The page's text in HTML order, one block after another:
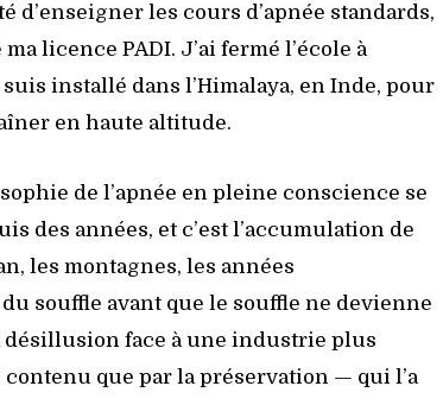
d’enseigner les cours d’apnée standards,
ma licence PADI. J’ai fermé l’école à
installé dans l’Himalaya, en Inde, pour
en haute altitude.
de l’apnée en pleine conscience se
des années, et c’est l’accumulation de
les montagnes, les années
souffle avant que le souffle ne devienne
désillusion face à une industrie plus
que par la préservation — qui l’a